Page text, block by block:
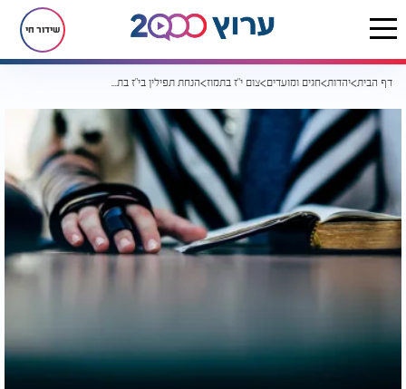
שידור חי
דף הבית יהדות חגים ומועדים צום י"ז בתמוז הנחת תפילין בי"ז בתמוז - עושים או פטורים?